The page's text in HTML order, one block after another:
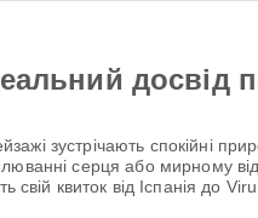
досвід
зустрічають спокійні
серця або мирному
квиток від Іспанія до